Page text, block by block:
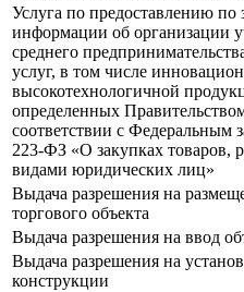
Услуга по предоставлению
информации об организации
среднего
услуг, в том числе
высокотехнологичной
определенных
соответствии с Федеральным
223-ФЗ «О закупках товаров,
видами юридических лиц»
Выдача разрешения на
торгового объекта
Выдача разрешения на ввод
Выдача разрешения на
конструкции